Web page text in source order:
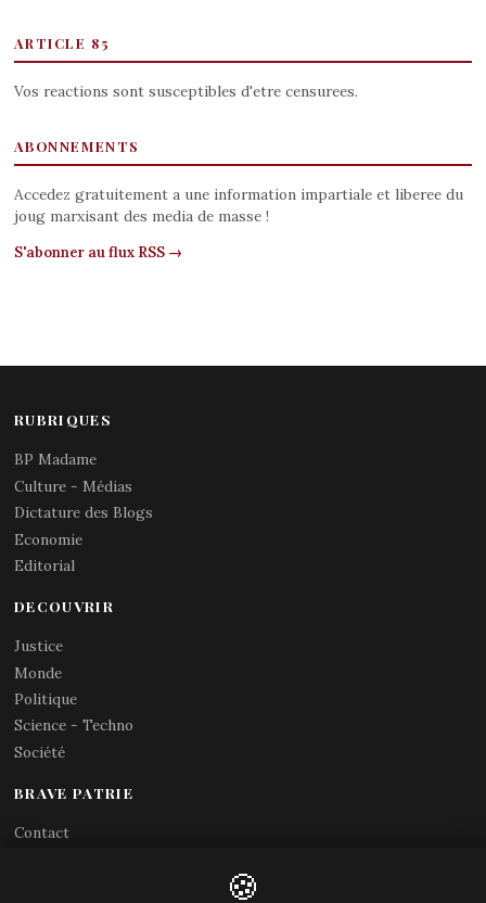
ARTICLE 85
Vos reactions sont susceptibles d'etre censurees.
ABONNEMENTS
Accedez gratuitement a une information impartiale et liberee du
joug marxisant des media de masse !
S'abonner au flux RSS →
RUBRIQUES
BP Madame
Culture - Médias
Dictature des Blogs
Economie
Editorial
DECOUVRIR
Justice
Monde
Politique
Science - Techno
Société
BRAVE PATRIE
Contact
🍪